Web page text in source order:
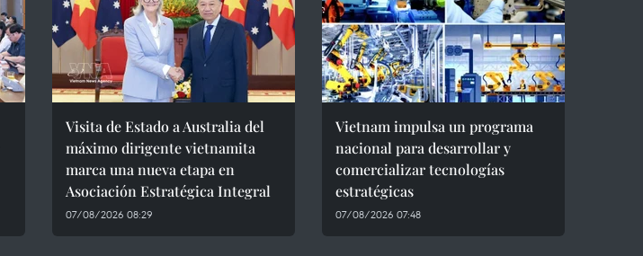
Visita de Estado a Australia del
máximo dirigente vietnamita
marca una nueva etapa en
Asociación Estratégica Integral
07/08/2026 08:29
Vietnam impulsa un programa
nacional para desarrollar y
comercializar tecnologías
estratégicas
07/08/2026 07:48